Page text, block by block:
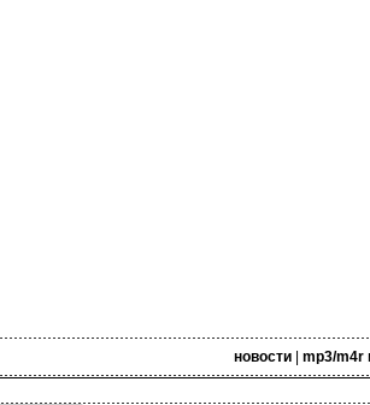
новости| mp3/m4r